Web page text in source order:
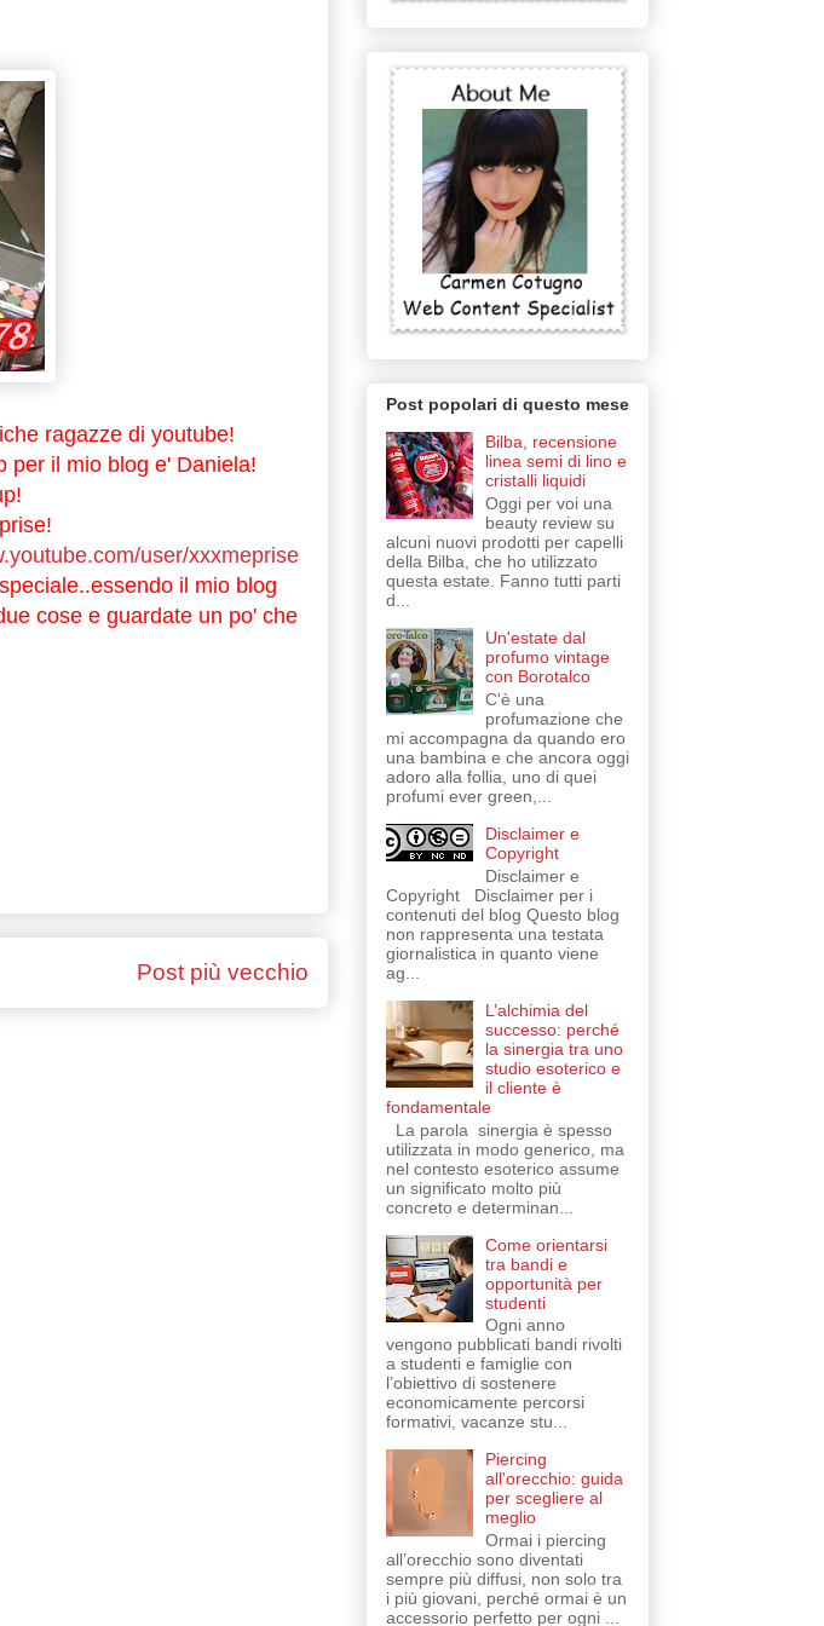
ragazze di youtube!
per il mio blog e' Daniela!
user/xxxmeprise
il mio blog
cose e guardate un po' che
Post più vecchio
Post popolari di questo mese
Bilba, recensione
linea semi di lino e
cristalli liquidi
Oggi per voi una
beauty review su
alcuni nuovi prodotti per capelli
della Bilba, che ho utilizzato
questa estate. Fanno tutti parti
d...
Un'estate dal
profumo vintage
con Borotalco
C'è una
profumazione che
mi accompagna da quando ero
una bambina e che ancora oggi
adoro alla follia, uno di quei
profumi ever green,...
Disclaimer e
Copyright
Disclaimer e
Copyright Disclaimer per i
contenuti del blog Questo blog
non rappresenta una testata
giornalistica in quanto viene
ag...
L’alchimia del
successo: perché
la sinergia tra uno
studio esoterico e
il cliente è
fondamentale
La parola sinergia è spesso
utilizzata in modo generico, ma
nel contesto esoterico assume
un significato molto più
concreto e determinan...
Come orientarsi
tra bandi e
opportunità per
studenti
Ogni anno
vengono pubblicati bandi rivolti
a studenti e famiglie con
l’obiettivo di sostenere
economicamente percorsi
formativi, vacanze stu...
Piercing
all'orecchio: guida
per scegliere al
meglio
Ormai i piercing
all’orecchio sono diventati
sempre più diffusi, non solo tra
i più giovani, perché ormai è un
accessorio perfetto per ogni ...